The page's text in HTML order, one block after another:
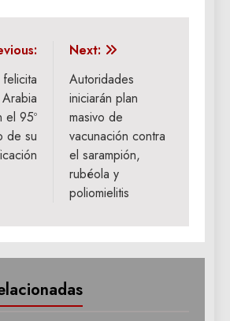
el 95º
de su
Next:
Autoridades
iniciarán plan
masivo de
vacunación contra
el sarampión,
rubéola y
poliomielitis